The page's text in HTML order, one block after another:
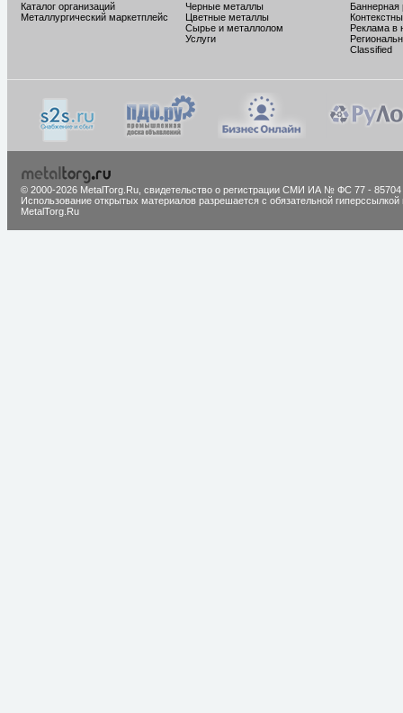
Каталог организаций
Металлургический маркетплейс
Черные металлы
Цветные металлы
Сырье и металлолом
Услуги
Баннерная
Реклама в
Classified
© 2000-2026 MetalTorg.Ru, cвидетельство о регистрации СМИ ИА № ФС 77 - 85704
Использование открытых материалов разрешается с обязательной гиперссылкой
MetalTorg.Ru